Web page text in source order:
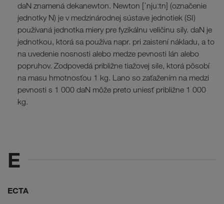
daN znamená dekanewton. Newton [ˈnjuːtn] (označenie
jednotky N) je v medzinárodnej sústave jednotiek (SI)
používaná jednotka miery pre fyzikálnu veličinu sily. daN je
jednotkou, ktorá sa používa napr. pri zaistení nákladu, a to
na uvedenie nosnosti alebo medze pevnosti lán alebo
popruhov. Zodpovedá približne tiažovej sile, ktorá pôsobí
na masu hmotnosťou 1 kg. Lano so zaťažením na medzi
pevnosti s 1 000 daN môže preto uniesť približne 1 000
kg.
E
ECTA